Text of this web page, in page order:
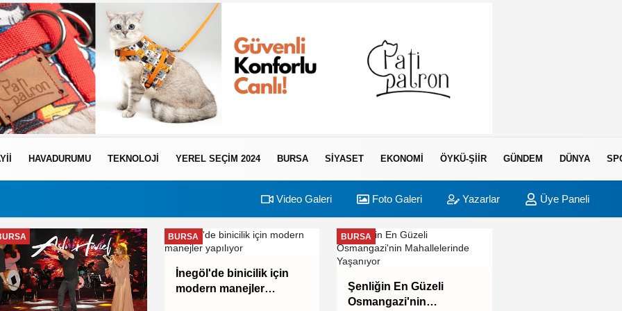
HAVADURUMU TEKNOLOJI YEREL SEÇİM 2024 BURSA SIYASET EKONOMI ÖYKÜ-ŞIIR GÜNDEM DÜNYA
Video Galeri Foto Galeri Yazarlar Üye Paneli
BURSA
İnegöl'de binicilik için
modern manejler
BURSA
Şenliğin En Güzeli
Osmangazi'nin